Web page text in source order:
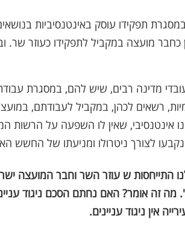
תפקידו עוסק באינטנסיביות
כחבר מועצה במקביל לתפקידו כעוזר שר.
מדינה רבים, שיש להם, במסגרת
רשאים לכהן, במקביל לעבודתם,
אינטנסיבי, שאין לו השפעה על הרשות
לצורך ניטרולו ומניעתו של החשש
התייחסות ש עוזר השר וחבר המועצה
מה זה אומר? האם נחתם הסכם ניגוד
אין ניגוד עניינים.